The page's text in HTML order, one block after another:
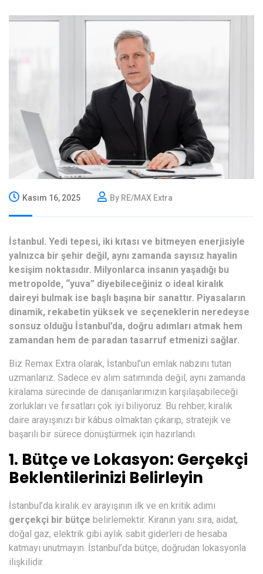
Kasım 16, 2025 By RE/MAX Extra
İstanbul. Yedi tepesi, iki kıtası ve bitmeyen enerjisiyle
yalnızca bir şehir değil, aynı zamanda sayısız hayalin
kesişim noktasıdır. Milyonlarca insanın yaşadığı bu
metropolde, “yuva” diyebileceğiniz o ideal kiralık
daireyi bulmak ise başlı başına bir sanattır. Piyasaların
dinamik, rekabetin yüksek ve seçeneklerin neredeyse
sonsuz olduğu İstanbul’da, doğru adımları atmak hem
zamandan hem de paradan tasarruf etmenizi sağlar.
Biz Remax Extra olarak, İstanbul’un emlak nabzını tutan
uzmanlarız. Sadece ev alım satımında değil, aynı zamanda
kiralama sürecinde de danışanlarımızın karşılaşabileceği
zorlukları ve fırsatları çok iyi biliyoruz. Bu rehber, kiralık
daire arayışınızı bir kâbus olmaktan çıkarıp, stratejik ve
başarılı bir sürece dönüştürmek için hazırlandı.
1. Bütçe ve Lokasyon: Gerçekçi
Beklentilerinizi Belirleyin
İstanbul’da kiralık ev arayışının ilk ve en kritik adımı
gerçekçi bir bütçe belirlemektir. Kiranın yanı sıra, aidat,
doğal gaz, elektrik gibi aylık sabit giderleri de hesaba
katmayı unutmayın. İstanbul’da bütçe, doğrudan lokasyonla
ilişkilidir.